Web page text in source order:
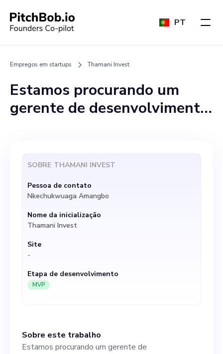
PT
Empregos em startups Thamani Invest
Estamos procurando um
gerente de desenvolvimento
nossa equipe dinâmica na
Thamani Invest. Como nosso
Gerente de Desenvolvimento
de Negócios, você será
responsável por identificar e
buscar oportunidades
estratégicas que acelerem
nosso crescimento. Essa
nossos serviços, colaborar
Sobre este trabalho
Estamos procurando um gerente de
SOBRE THAMANI INVEST
Pessoa de contato
Nkechukwuaga Amangbo
Nome da inicialização
Thamani Invest
Site
-
Etapa de desenvolvimento
MVP